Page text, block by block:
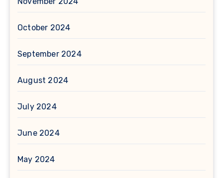
October 2024
September 2024
August 2024
July 2024
June 2024
May 2024